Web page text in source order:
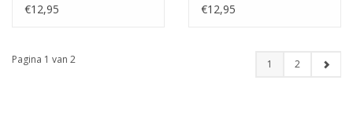
€12,95
€12,95
Pagina 1 van 2 1 2